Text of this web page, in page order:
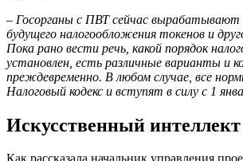
– Госорганы с ПВТ сейчас вырабатывают
будущего налогообложения токенов и
Пока рано вести речь, какой порядок
установлен, есть различные варианты и
преждевременно. В любом случае, все
Налоговый кодекс и вступят в силу с 1
Искусственный интеллект